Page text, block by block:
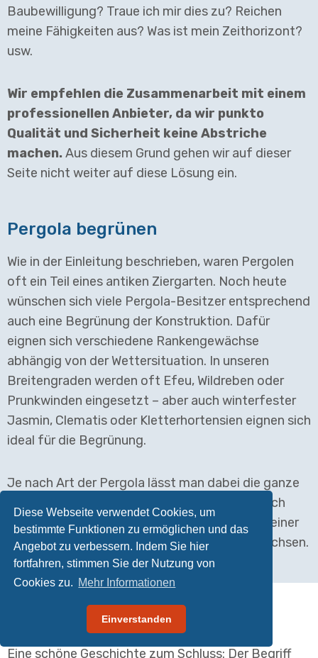
Diese Webseite verwendet Cookies, um
bestimmte Funktionen zu ermöglichen und das
Angebot zu verbessern. Indem Sie hier
fortfahren, stimmen Sie der Nutzung von
Cookies zu. Mehr Informationen
Einverstanden
Baubewilligung? Traue ich mir dies zu? Reichen
meine Fähigkeiten aus? Was ist mein Zeithorizont?
usw.
Wir empfehlen die Zusammenarbeit mit einem
professionellen Anbieter, da wir punkto
Qualität und Sicherheit keine Abstriche
machen. Aus diesem Grund gehen wir auf dieser
Seite nicht weiter auf diese Lösung ein.
Pergola begrünen
Wie in der Einleitung beschrieben, waren Pergolen
oft ein Teil eines antiken Ziergarten. Noch heute
wünschen sich viele Pergola-Besitzer entsprechend
auch eine Begrünung der Konstruktion. Dafür
eignen sich verschiedene Rankengewächse
abhängig von der Wettersituation. In unseren
Breitengraden werden oft Efeu, Wildreben oder
Prunkwinden eingesetzt – aber auch winterfester
Jasmin, Clematis oder Kletterhortensien eignen sich
ideal für die Begrünung.
Je nach Art der Pergola lässt man dabei die ganze
Konstruktion überwachsen oder schneidet nach
Bedarf die Pflanzen zurück – so dass sie z.B. einer
eventuellen Sonnenstore nicht in den Weg wachsen.
Pergola und der Wein
Eine schöne Geschichte zum Schluss: Der Begriff